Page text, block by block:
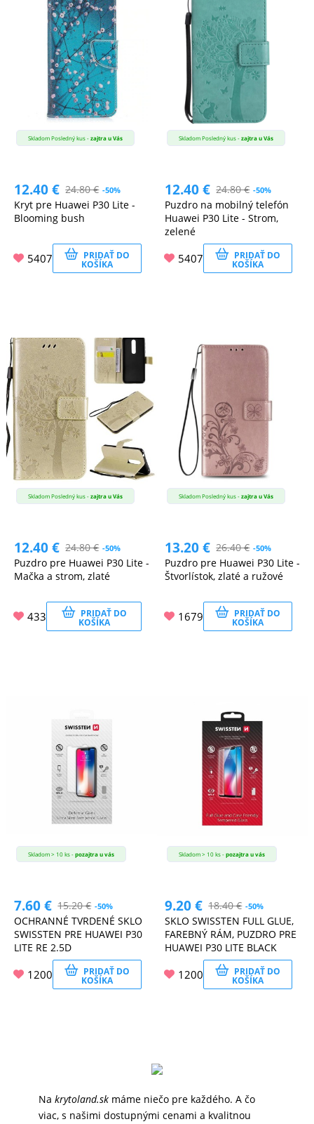
Skladom Posledný kus -zajtra u Vás
12.40€ 24.80€ -50%
Kryt pre Huawei P30 Lite -
Blooming bush
5407 PRIDAŤ DO
KOŠÍKA
Skladom Posledný kus -zajtra u Vás
12.40€ 24.80€ -50%
Puzdro na mobilný telefón
Huawei P30 Lite - Strom,
zelené
5407 PRIDAŤ DO
KOŠÍKA
Skladom Posledný kus -zajtra u Vás
12.40€ 24.80€ -50%
Puzdro pre Huawei P30 Lite -
Mačka a strom, zlaté
433 PRIDAŤ DO
KOŠÍKA
Skladom Posledný kus -zajtra u Vás
13.20€ 26.40€ -50%
Puzdro pre Huawei P30 Lite -
Štvorlístok, zlaté a ružové
1679 PRIDAŤ DO
KOŠÍKA
Skladom > 10 ks -pozajtra u vás
7.60€ 15.20€ -50%
OCHRANNÉ TVRDENÉ SKLO
SWISSTEN PRE HUAWEI P30
LITE RE 2.5D
1200 PRIDAŤ DO
KOŠÍKA
Skladom > 10 ks -pozajtra u vás
9.20€ 18.40€ -50%
SKLO SWISSTEN FULL GLUE,
FAREBNÝ RÁM, PUZDRO PRE
HUAWEI P30 LITE BLACK
1200 PRIDAŤ DO
KOŠÍKA
Na krytoland.skmáme niečo pre každého. A čo
viac, s našimi dostupnými cenami a kvalitnou